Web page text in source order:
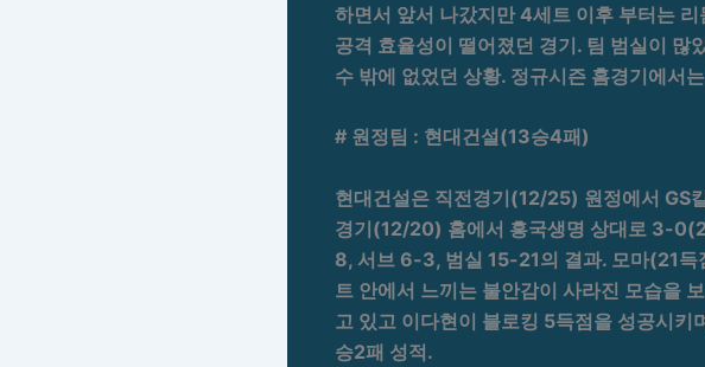
하면서 앞서 나갔지만 4세트 이후 부터는
공격 효율성이 떨어졌던 경기. 팀 범실이 많
수 밖에 없었던 상황. 정규시즌 홈경기에서
# 원정팀 : 현대건설(13승4패)
현대건설은 직전경기(12/25) 원정에서
경기(12/20) 홈에서 흥국생명 상대로 3-
8, 서브 6-3, 범실 15-21의 결과. 모마(21
트 안에서 느끼는 불안감이 사라진 모습을
고 있고 이다현이 블로킹 5득점을 성공시
승2패 성적.